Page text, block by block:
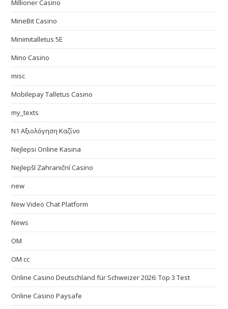
Millioner Casino
MineBit Casino
Minimitalletus 5E
Mino Casino
misc
Mobilepay Talletus Casino
my_texts
N1 Αξιολόγηση Καζίνο
Nejlepsi Online Kasina
Nejlepší Zahraniční Casino
new
New Video Chat Platform
News
OM
OM cc
Online Casino Deutschland für Schweizer 2026: Top 3 Test
Online Casino Paysafe